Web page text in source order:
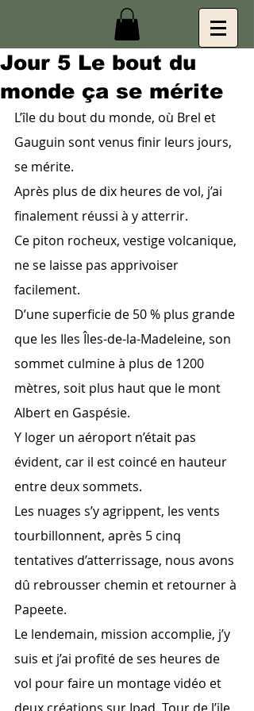
Jour 5 Le bout du
monde ça se mérite
L’île du bout du monde, où Brel et
Gauguin sont venus finir leurs jours,
se mérite.
Après plus de dix heures de vol, j’ai
finalement réussi à y atterrir.
Ce piton rocheux, vestige volcanique,
ne se laisse pas apprivoiser
facilement.
D’une superficie de 50 % plus grande
que les Iles Îles-de-la-Madeleine, son
sommet culmine à plus de 1200
mètres, soit plus haut que le mont
Albert en Gaspésie.
Y loger un aéroport n’était pas
évident, car il est coincé en hauteur
entre deux sommets.
Les nuages s’y agrippent, les vents
tourbillonnent, après 5 cinq
tentatives d’atterrissage, nous avons
dû rebrousser chemin et retourner à
Papeete.
Le lendemain, mission accomplie, j’y
suis et j’ai profité de ses heures de
vol pour faire un montage vidéo et